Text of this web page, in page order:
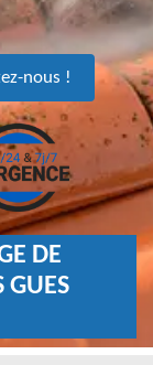
nous !
DE
GUES